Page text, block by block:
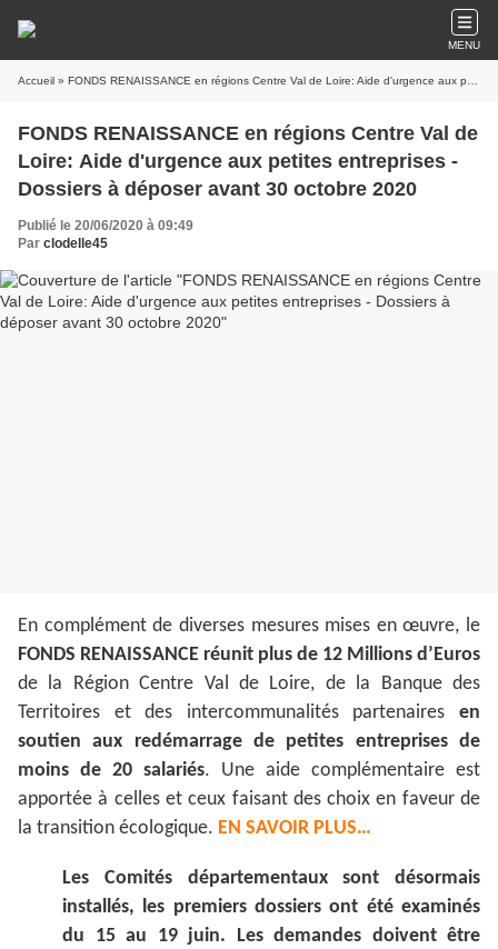
MENU
Accueil » FONDS RENAISSANCE en régions Centre Val de Loire: Aide d'urgence aux petites entreprises - Dossiers à déposer avant 30 octobre 2020
FONDS RENAISSANCE en régions Centre Val de
Loire: Aide d'urgence aux petites entreprises -
Dossiers à déposer avant 30 octobre 2020
Publié le 20/06/2020 à 09:49
Par clodelle45
En complément de diverses mesures mises en œuvre, le
FONDS RENAISSANCE réunit plus de 12 Millions d’Euros
de la Région Centre Val de Loire, de la Banque des
Territoires et des intercommunalités partenaires en
soutien aux redémarrage de petites entreprises de
moins de 20 salariés. Une aide complémentaire est
apportée à celles et ceux faisant des choix en faveur de
la transition écologique. EN SAVOIR PLUS…
Les Comités départementaux sont désormais
installés, les premiers dossiers ont été examinés
du 15 au 19 juin. Les demandes doivent être